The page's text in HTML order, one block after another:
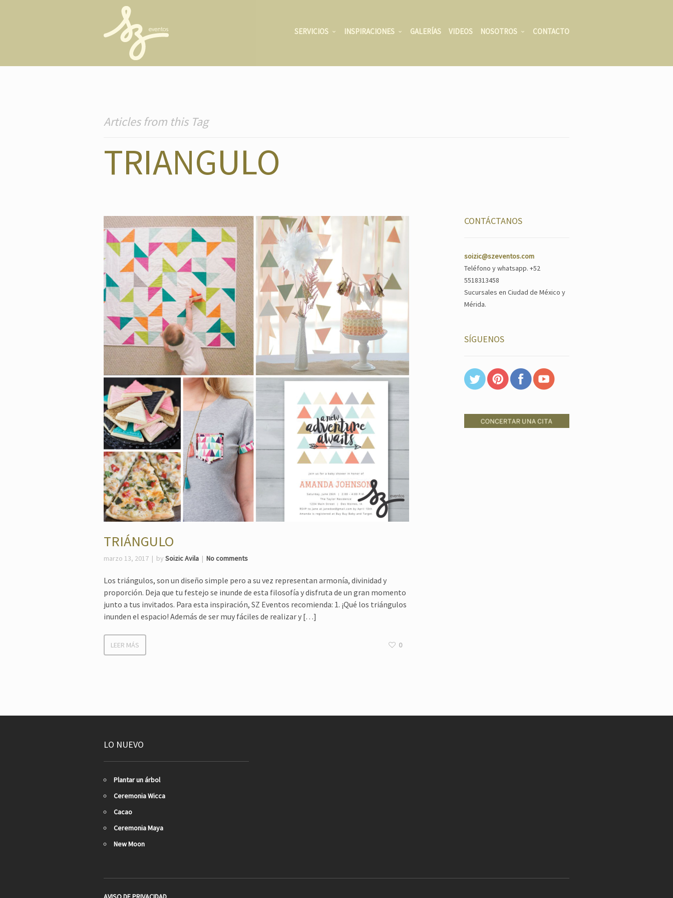
SERVICIOS INSPIRACIONES GALERÍAS VIDEOS NOSOTROS CONTACTO
Articles from this Tag
TRIANGULO
TRIÁNGULO
marzo 13, 2017 by Soizic Avila No comments
Los triángulos, son un diseño simple pero a su vez representan armonía, divinidad y
proporción. Deja que tu festejo se inunde de esta filosofía y disfruta de un gran momento
junto a tus invitados. Para esta inspiración, SZ Eventos recomienda: 1. ¡Qué los triángulos
inunden el espacio! Además de ser muy fáciles de realizar y […]
LEER MÁS 0
CONTÁCTANOS
soizic@szeventos.com
Teléfono y whatsapp. +52
5518313458
Sucursales en Ciudad de México y
Mérida.
SÍGUENOS
LO NUEVO
Plantar un árbol
Ceremonia Wicca
Cacao
Ceremonia Maya
New Moon